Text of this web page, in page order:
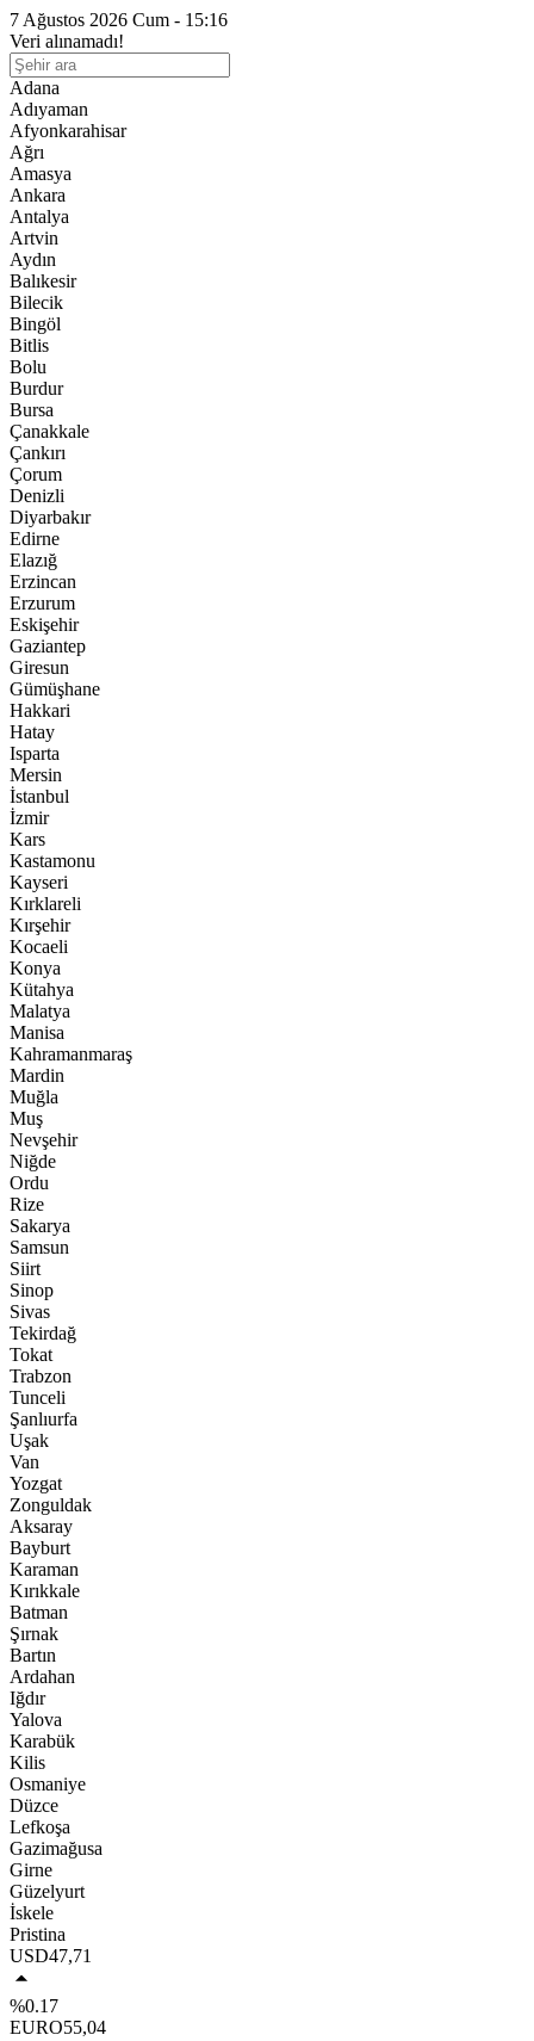
7 Ağustos 2026 Cum - 15:16
Veri alınamadı!
Adana
Adıyaman
Afyonkarahisar
Ağrı
Amasya
Ankara
Antalya
Artvin
Aydın
Balıkesir
Bilecik
Bingöl
Bitlis
Bolu
Burdur
Bursa
Çanakkale
Çankırı
Çorum
Denizli
Diyarbakır
Edirne
Elazığ
Erzincan
Erzurum
Eskişehir
Gaziantep
Giresun
Gümüşhane
Hakkari
Hatay
Isparta
Mersin
İstanbul
İzmir
Kars
Kastamonu
Kayseri
Kırklareli
Kırşehir
Kocaeli
Konya
Kütahya
Malatya
Manisa
Kahramanmaraş
Mardin
Muğla
Muş
Nevşehir
Niğde
Ordu
Rize
Sakarya
Samsun
Siirt
Sinop
Sivas
Tekirdağ
Tokat
Trabzon
Tunceli
Şanlıurfa
Uşak
Van
Yozgat
Zonguldak
Aksaray
Bayburt
Karaman
Kırıkkale
Batman
Şırnak
Bartın
Ardahan
Iğdır
Yalova
Karabük
Kilis
Osmaniye
Düzce
Lefkoşa
Gazimağusa
Girne
Güzelyurt
İskele
Pristina
USD47,71
%0.17
EURO55,04